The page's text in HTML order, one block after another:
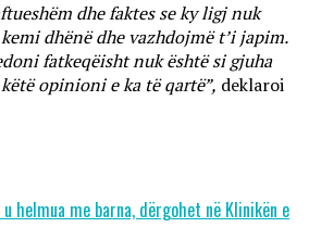
dhe faktes se ky ligj nuk
dhënë dhe vazhdojmë t’i japim.
fatkeqëisht nuk është si gjuha
opinioni e ka të qartë”, deklaroi
helmua me barna, dërgohet në Klinikën e